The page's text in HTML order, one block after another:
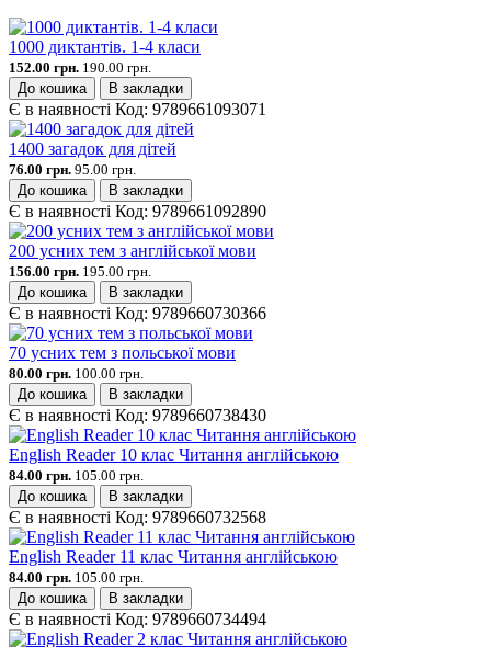
1000 диктантів. 1-4 класи
152.00 грн. 190.00 грн.
До кошика
В закладки
Є в наявності Код: 9789661093071
1400 загадок для дітей
76.00 грн. 95.00 грн.
До кошика
В закладки
Є в наявності Код: 9789661092890
200 усних тем з англійської мови
156.00 грн. 195.00 грн.
До кошика
В закладки
Є в наявності Код: 9789660730366
70 усних тем з польської мови
80.00 грн. 100.00 грн.
До кошика
В закладки
Є в наявності Код: 9789660738430
English Reader 10 клас Читання англійською
84.00 грн. 105.00 грн.
До кошика
В закладки
Є в наявності Код: 9789660732568
English Reader 11 клас Читання англійською
84.00 грн. 105.00 грн.
До кошика
В закладки
Є в наявності Код: 9789660734494